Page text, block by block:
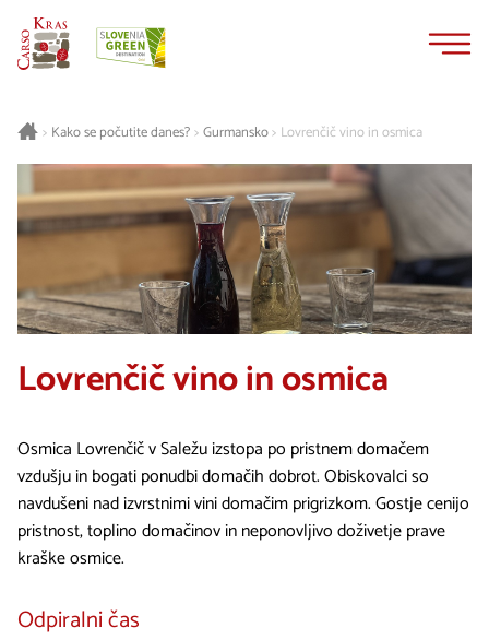
> Kako se počutite danes?> Gurmansko> Lovrenčič vino in osmica
Lovrenčič vino in osmica
Osmica Lovrenčič v Saležu izstopa po pristnem domačem
vzdušju in bogati ponudbi domačih dobrot. Obiskovalci so
navdušeni nad izvrstnimi vini domačim prigrizkom. Gostje cenijo
pristnost, toplino domačinov in neponovljivo doživetje prave
kraške osmice.
Odpiralni čas